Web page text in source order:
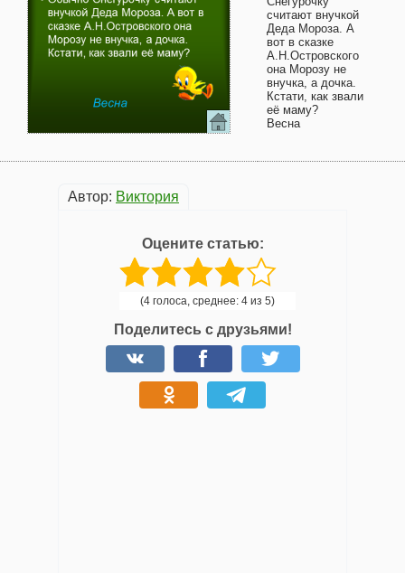
считают внучкой
Деда Мороза. А
вот в сказке
А.Н.Островского
она Морозу не
внучка, а дочка.
Кстати, как звали
её маму?
Весна
Автор: Виктория
Оцените статью:
(4 голоса, среднее: 4 из 5)
Поделитесь с друзьями!